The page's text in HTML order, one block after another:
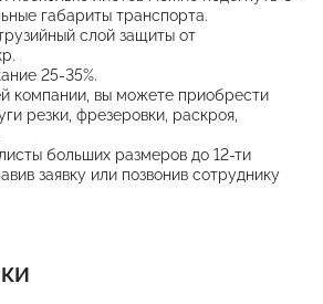
габариты транспорта.
слой защиты от
25-35%.
компании, вы можете приобрести
резки, фрезеровки, раскроя,
больших размеров до 12-ти
заявку или позвонив сотруднику